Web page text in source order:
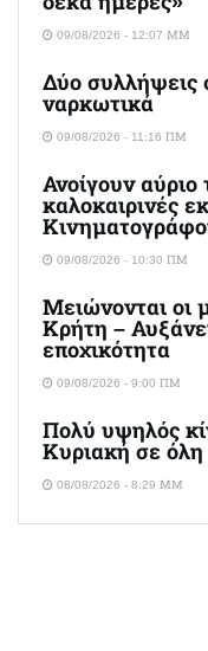
09/08/2026 - 12:07 ΜΜ
Δύο συλλήψεις
ναρκωτικά
09/08/2026 - 11:16 ΠΜ
Ανοίγουν αύριο
καλοκαιρινές
09/08/2026 - 10:30 ΠΜ
Μειώνονται οι
Κρήτη –
εποχικότητα
09/08/2026 - 9:00 ΠΜ
Πολύ υψηλός
Κυριακή σε
08/08/2026 - 8:29 ΜΜ